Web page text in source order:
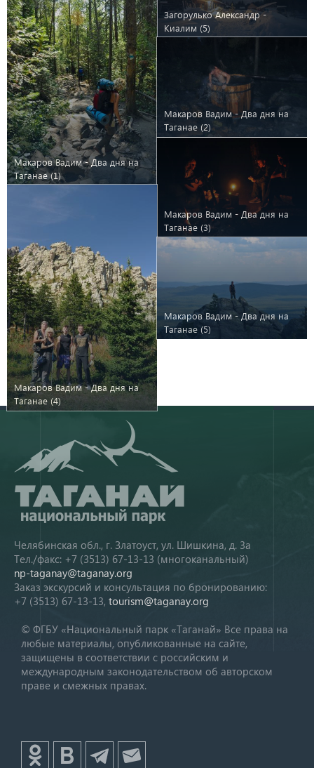
Загорулько Александр -
Киалим (5)
Макаров Вадим - Два дня на
Таганае (1)
Макаров Вадим - Два дня на
Таганае (2)
Макаров Вадим - Два дня на
Таганае (3)
Макаров Вадим - Два дня на
Таганае (4)
Макаров Вадим - Два дня на
Таганае (5)
Челябинская обл., г. Златоуст, ул. Шишкина, д. 3а
Тел./факс: +7 (3513) 67-13-13 (многоканальный)
np-taganay@taganay.org
Заказ экскурсий и консультация по бронированию:
+7 (3513) 67-13-13, tourism@taganay.org
© ФГБУ «Национальный парк «Таганай» Все права на
любые материалы, опубликованные на сайте,
защищены в соответствии с российским и
международным законодательством об авторском
праве и смежных правах.